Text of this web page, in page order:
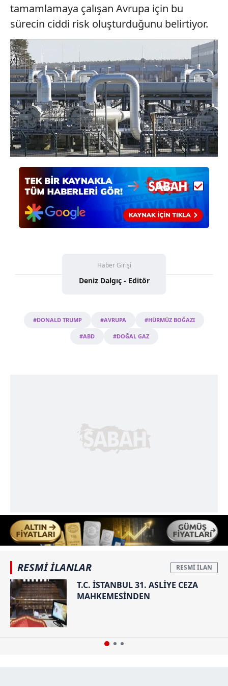
tamamlamaya çalışan Avrupa için bu
sürecin ciddi risk oluşturduğunu belirtiyor.
Haber Girişi
Deniz Dalgıç - Editör
#DONALD TRUMP #AVRUPA #HÜRMÜZ BOĞAZI
#ABD #DOĞAL GAZ
RESMİ İLANLAR
T.C. İSTANBUL 31. ASLİYE CEZA
MAHKEMESİNDEN